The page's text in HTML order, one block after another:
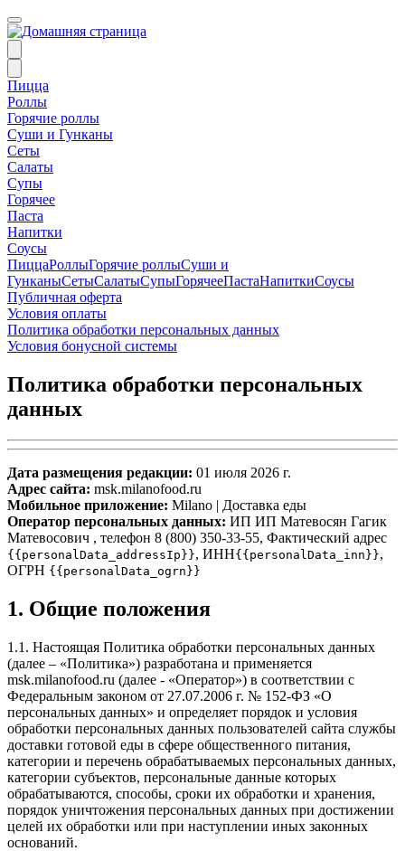
Пицца
Роллы
Горячие роллы
Суши и Гунканы
Сеты
Салаты
Супы
Горячее
Паста
Напитки
Соусы
ПиццаРоллыГорячие роллыСуши и
ГунканыСетыСалатыСупыГорячееПастаНапиткиСоусы
Публичная оферта
Условия оплаты
Политика обработки персональных данных
Условия бонусной системы
Политика обработки персональных
данных
Дата размещения редакции: 01 июля 2026 г.
Адрес сайта: msk.milanofood.ru
Мобильное приложение: Milano | Доставка еды
Оператор персональных данных: ИП ИП Матевосян Гагик
Матевосович , телефон 8 (800) 350-33-55, Фактический адрес
{{personalData_addressIp}}, ИНН{{personalData_inn}},
ОГРН {{personalData_ogrn}}
1. Общие положения
1.1. Настоящая Политика обработки персональных данных
(далее – «Политика») разработана и применяется
msk.milanofood.ru (далее - «Оператор») в соответствии с
Федеральным законом от 27.07.2006 г. № 152-ФЗ «О
персональных данных» и определяет порядок и условия
обработки персональных данных пользователей сайта службы
доставки готовой еды в сфере общественного питания,
категории и перечень обрабатываемых персональных данных,
категории субъектов, персональные данные которых
обрабатываются, способы, сроки их обработки и хранения,
порядок уничтожения персональных данных при достижении
целей их обработки или при наступлении иных законных
оснований.